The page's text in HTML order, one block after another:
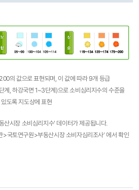
의 값으로 표현되며, 이 값에 따라 9개 등급
계, 하강국면 1~3단계)으로 소비심리지수의 수준을
도록 지도상에 표현
산시장 소비심리지수’ 데이터가 제공됩니다.
국토연구원>부동산시장 소비자심리조사’ 에서 확인